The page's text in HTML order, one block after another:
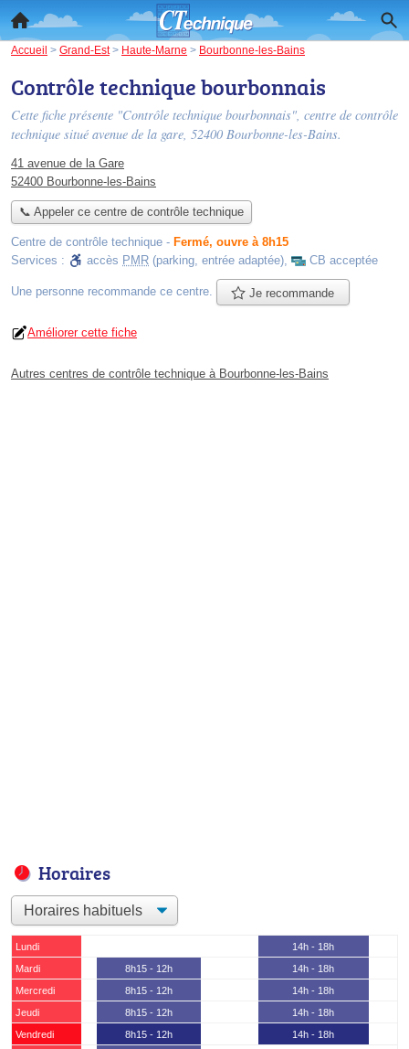
Accueil > Grand-Est> Haute-Marne > Bourbonne-les-Bains
Contrôle technique bourbonnais
Cette fiche présente "Contrôle technique bourbonnais", centre de contrôle
technique situé avenue de la gare, 52400 Bourbonne-les-Bains.
41 avenue de la Gare
52400 Bourbonne-les-Bains
📞 Appeler ce centre de contrôle technique
Centre de contrôle technique - Fermé, ouvre à 8h15
Services :
accès PMR (parking, entrée adaptée), CB acceptée
Une personne recommande ce centre. Je recommande
Améliorer cette fiche
Autres centres de contrôle technique à Bourbonne-les-Bains
Horaires
Lundi
14h - 18h
Mardi
8h15 - 12h
14h - 18h
Mercredi
8h15 - 12h
14h - 18h
Jeudi
8h15 - 12h
14h - 18h
Vendredi
8h15 - 12h
14h - 18h